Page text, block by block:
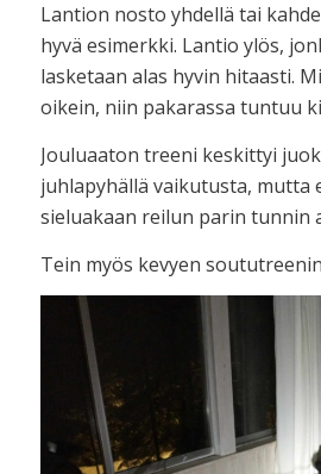
Lantion nosto yhdellä tai
hyvä esimerkki. Lantio ylös,
lasketaan alas hyvin hitaasti.
oikein, niin pakarassa tuntuu
Jouluaaton treeni keskittyi
juhlapyhällä vaikutusta, mutta
sieluakaan reilun parin tunnin
Tein myös kevyen